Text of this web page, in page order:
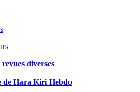
diverses
de Hara Kiri Hebdo